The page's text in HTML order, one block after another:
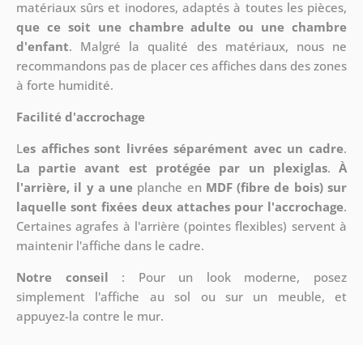
matériaux sûrs et inodores, adaptés à toutes les pièces,
que ce soit une chambre adulte ou une chambre
d'enfant. Malgré la qualité des matériaux, nous ne
recommandons pas de placer ces affiches dans des zones
à forte humidité.
Facilité d'accrochage
Les affiches sont livrées séparément avec un cadre.
La partie avant est protégée par un plexiglas.À
l'arrière, il y a une planche en MDF (fibre de bois) sur
laquelle sont fixées deux attaches pour l'accrochage.
Certaines agrafes à l'arrière (pointes flexibles) servent à
maintenir l'affiche dans le cadre.
Notre conseil : Pour un look moderne, posez
simplement l'affiche au sol ou sur un meuble, et
appuyez-la contre le mur.